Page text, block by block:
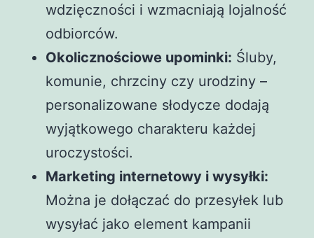
wdzięczności i wzmacniają lojalność
odbiorców.
Okolicznościowe upominki: Śluby,
komunie, chrzciny czy urodziny –
personalizowane słodycze dodają
wyjątkowego charakteru każdej
uroczystości.
Marketing internetowy i wysyłki:
Można je dołączać do przesyłek lub
wysyłać jako element kampanii